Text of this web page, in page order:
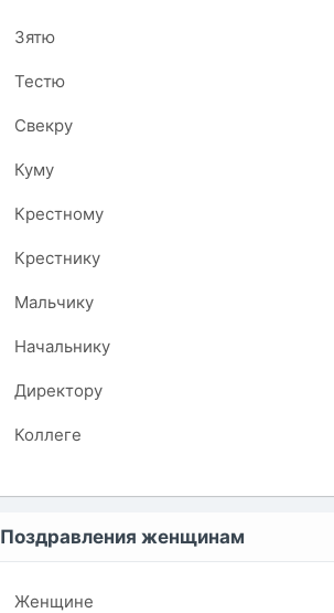
Зятю
Тестю
Свекру
Куму
Крестному
Крестнику
Мальчику
Начальнику
Директору
Коллеге
Поздравления женщинам
Женщине